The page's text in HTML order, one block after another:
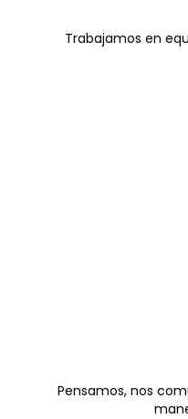
Trabajamos en
Pensamos, nos